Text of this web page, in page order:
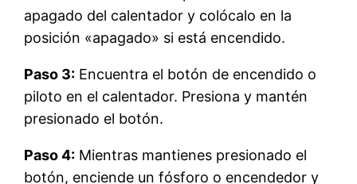
apagado del calentador y colócalo en la
posición «apagado» si está encendido.
Paso 3: Encuentra el botón de encendido o
piloto en el calentador. Presiona y mantén
presionado el botón.
Paso 4: Mientras mantienes presionado el
botón, enciende un fósforo o encendedor y